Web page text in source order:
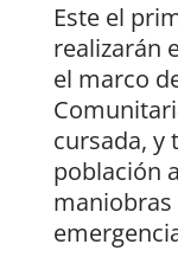
Este el
realizarán
el marco
cursada, y
población
maniobras